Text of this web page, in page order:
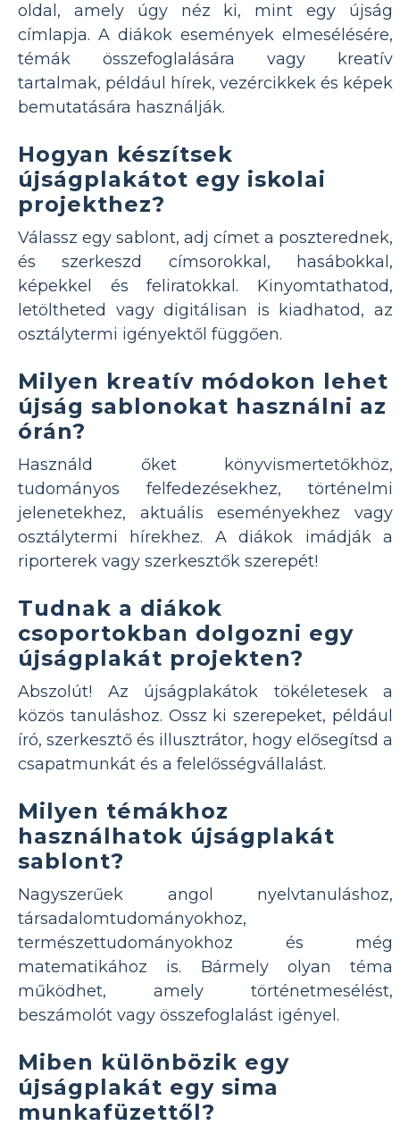
oldal, amely úgy néz ki, mint egy újság
címlapja. A diákok események elmesélésére,
témák összefoglalására vagy kreatív
tartalmak, például hírek, vezércikkek és képek
bemutatására használják.
Hogyan készítsek
újságplakátot egy iskolai
projekthez?
Válassz egy sablont, adj címet a poszterednek,
és szerkeszd címsorokkal, hasábokkal,
képekkel és feliratokkal. Kinyomtathatod,
letöltheted vagy digitálisan is kiadhatod, az
osztálytermi igényektől függően.
Milyen kreatív módokon lehet
újság sablonokat használni az
órán?
Használd őket könyvismertetőkhöz,
tudományos felfedezésekhez, történelmi
jelenetekhez, aktuális eseményekhez vagy
osztálytermi hírekhez. A diákok imádják a
riporterek vagy szerkesztők szerepét!
Tudnak a diákok
csoportokban dolgozni egy
újságplakát projekten?
Abszolút! Az újságplakátok tökéletesek a
közös tanuláshoz. Ossz ki szerepeket, például
író, szerkesztő és illusztrátor, hogy elősegítsd a
csapatmunkát és a felelősségvállalást.
Milyen témákhoz
használhatok újságplakát
sablont?
Nagyszerűek angol nyelvtanuláshoz,
társadalomtudományokhoz,
természettudományokhoz és még
matematikához is. Bármely olyan téma
működhet, amely történetmesélést,
beszámolót vagy összefoglalást igényel.
Miben különbözik egy
újságplakát egy sima
munkafüzettől?